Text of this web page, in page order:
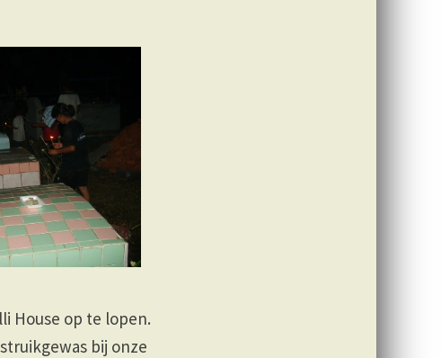
House op te lopen.
bij onze